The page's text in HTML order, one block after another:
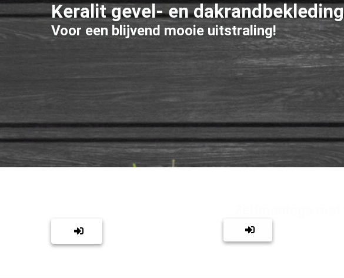
Keralit gevel- en dakrandbekleding
Voor een blijvend mooie uitstraling!